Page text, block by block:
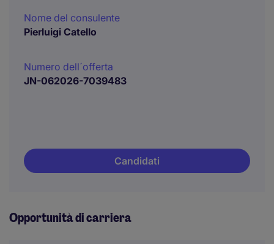
Nome del consulente
Pierluigi Catello
Numero dell´offerta
JN-062026-7039483
Candidati
Opportunità di carriera